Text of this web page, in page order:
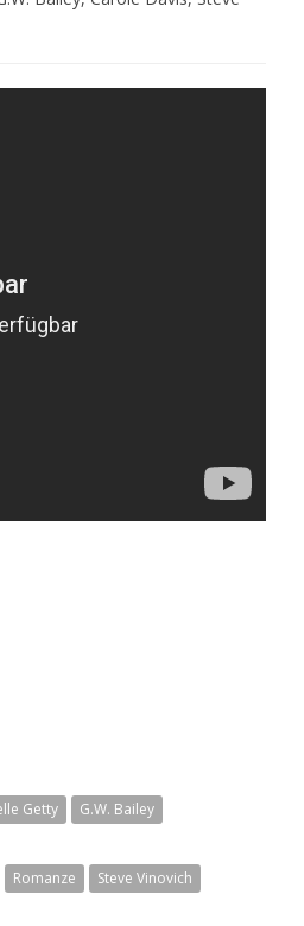
Getty
G.W. Bailey
Romanze
Steve Vinovich